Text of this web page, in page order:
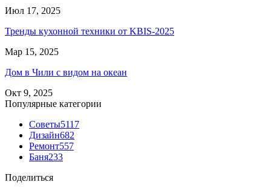
Июл 17, 2025
Тренды кухонной техники от KBIS-2025
Мар 15, 2025
Дом в Чили с видом на океан
Окт 9, 2025
Популярные категории
Советы5117
Дизайн682
Ремонт557
Баня233
Поделиться